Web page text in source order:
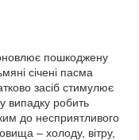
пошкоджену
січені пасма
засіб стимулює
випадку робить
до несприятливого
– холоду, вітру,